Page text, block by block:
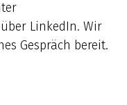
LinkedIn. Wir
Gespräch bereit.